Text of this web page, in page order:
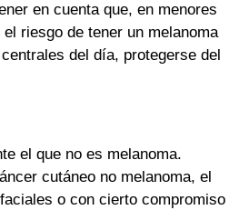
en cuenta que, en menores
riesgo de tener un melanoma
del día, protegerse del
el que no es melanoma.
cutáneo no melanoma, el
o con cierto compromiso